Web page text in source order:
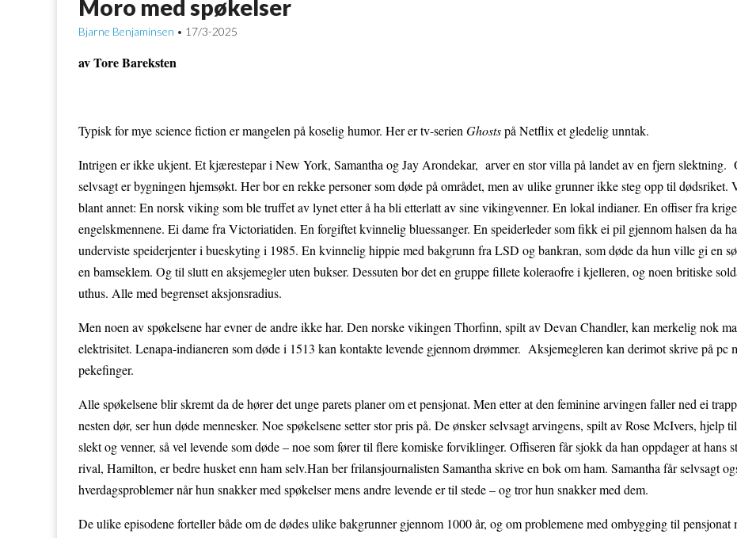
Moro med spøkelser
Bjarne Benjaminsen • 17/3-2025
av Tore Bareksten
Typisk for mye science fiction er mangelen på koselig humor. Her er tv-serienGhostspå Netflix et gledelig unntak.
Intrigen er ikke ukjent. Et kjærestepar i New York, Samantha og Jay Arondekar, arver en stor villa på landet av en fjern slektning.
selvsagt er bygningen hjemsøkt. Her bor en rekke personer som døde på området, men av ulike grunner ikke steg opp til dødsriket.
blant annet: En norsk viking som ble truffet av lynet etter å ha bli etterlatt av sine vikingvenner. En lokal indianer. En offiser fra
engelskmennene. Ei dame fra Victoriatiden. En forgiftet kvinnelig bluessanger. En speiderleder som fikk ei pil gjennom halsen da
underviste speiderjenter i bueskyting i 1985. En kvinnelig hippie med bakgrunn fra LSD og bankran, som døde da hun ville gi en
en bamseklem. Og til slutt en aksjemegler uten bukser. Dessuten bor det en gruppe fillete koleraofre i kjelleren, og noen britiske
uthus. Alle med begrenset aksjonsradius.
Men noen av spøkelsene har evner de andre ikke har. Den norske vikingen Thorfinn, spilt av Devan Chandler, kan merkelig nok
elektrisitet. Lenapa-indianeren som døde i 1513 kan kontakte levende gjennom drømmer. Aksjemegleren kan derimot skrive på pc
pekefinger.
Alle spøkelsene blir skremt da de hører det unge parets planer om et pensjonat. Men etter at den feminine arvingen faller ned ei
nesten dør, ser hun døde mennesker. Noe spøkelsene setter stor pris på. De ønsker selvsagt arvingens, spilt av Rose McIvers, hjelp
slekt og venner, så vel levende som døde – noe som fører til flere komiske forviklinger. Offiseren får sjokk da han oppdager at hans
rival, Hamilton, er bedre husket enn ham selv.Han ber frilansjournalisten Samantha skrive en bok om ham. Samantha får selvsagt
hverdagsproblemer når hun snakker med spøkelser mens andre levende er til stede – og tror hun snakker med dem.
De ulike episodene forteller både om de dødes ulike bakgrunner gjennom 1000 år, og om problemene med ombygging til pensjonat